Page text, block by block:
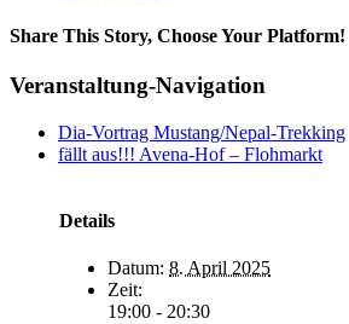
Share This Story, Choose Your Platform!
Facebook
WhatsApp
Veranstaltung-Navigation
Dia-Vortrag Mustang/Nepal-Trekking
fällt aus!!! Avena-Hof – Flohmarkt
Details
Datum: 8. April 2025
Zeit:
19:00 - 20:30